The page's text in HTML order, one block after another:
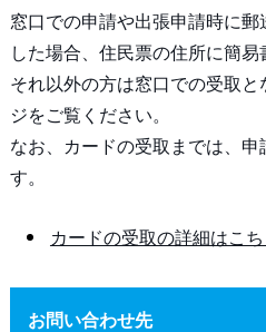
窓口での申請や出張申請時に
した場合、住民票の住所に簡易
それ以外の方は窓口での受取
ジをご覧ください。
なお、カードの受取までは、申
す。
カードの受取の詳細はこち
お問い合わせ先